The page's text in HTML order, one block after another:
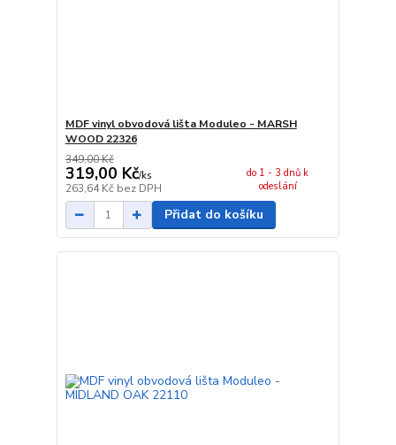
MDF vinyl obvodová lišta Moduleo - MARSH
WOOD 22326
349,00 Kč
319,00 Kč/ks
263,64 Kč bez DPH
do 1 - 3 dnů k
odeslání
Přidat do košíku